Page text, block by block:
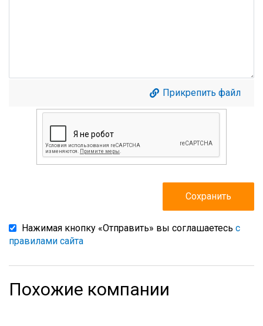
Прикрепить файл
Нажимая кнопку «Отправить» вы соглашаетесь с
правилами сайта
Похожие компании